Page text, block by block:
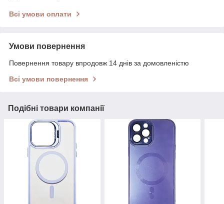
Всі умови оплати
Умови повернення
Повернення товару впродовж 14 днів за домовленістю
Всі умови повернення
Подібні товари компанії